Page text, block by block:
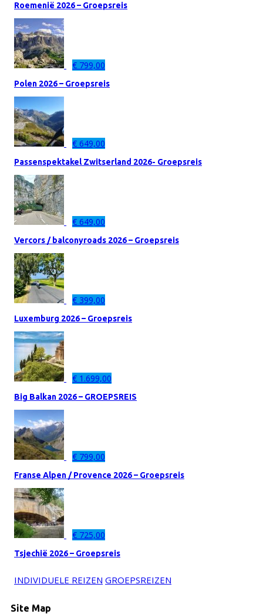
Roemenië 2026 – Groepsreis
€ 799,00
Polen 2026 – Groepsreis
€ 649,00
Passenspektakel Zwitserland 2026- Groepsreis
€ 649,00
Vercors / balconyroads 2026 – Groepsreis
€ 399,00
Luxemburg 2026 – Groepsreis
€ 1.699,00
Big Balkan 2026 – GROEPSREIS
€ 799,00
Franse Alpen / Provence 2026 – Groepsreis
€ 725,00
Tsjechië 2026 – Groepsreis
INDIVIDUELE REIZEN GROEPSREIZEN
Site Map